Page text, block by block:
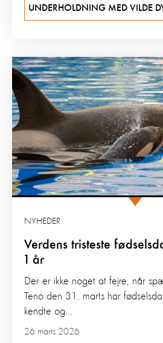
UNDERHOLDNING MED VILDE
Verdens tristeste
1 år
NYHEDER
26 marts 2026
Der er ikke noget at fejre, når
Teno den 31. marts har
kendte og...